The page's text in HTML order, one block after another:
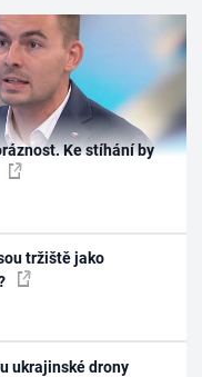
Ke stíhání by
tržiště jako
ukrajinské drony